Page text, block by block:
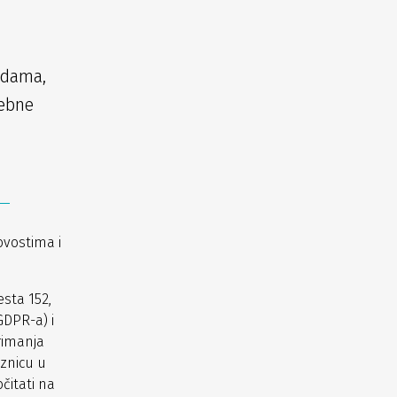
i
152,
a) i
u
na